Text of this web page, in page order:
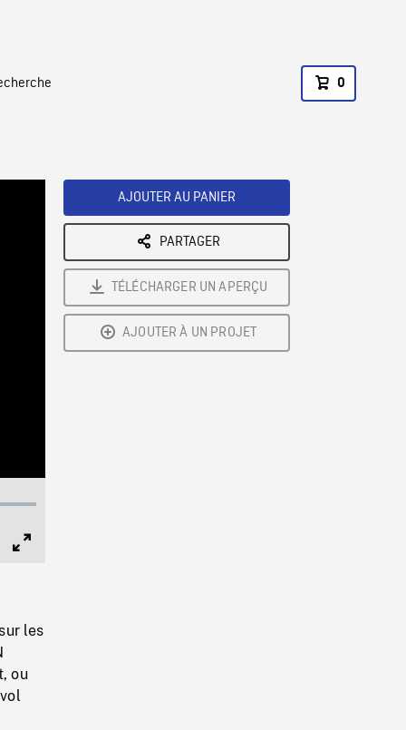
0
les
ou
AJOUTER AU PANIER
PARTAGER
TÉLÉCHARGER UN APERÇU
AJOUTER À UN PROJET